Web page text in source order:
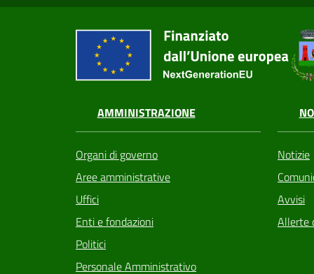
AMMINISTRAZIONE
Organi di governo
Aree amministrative
Uffici
Enti e fondazioni
Politici
Personale Amministrativo
Notizie
Avvisi
Allerte